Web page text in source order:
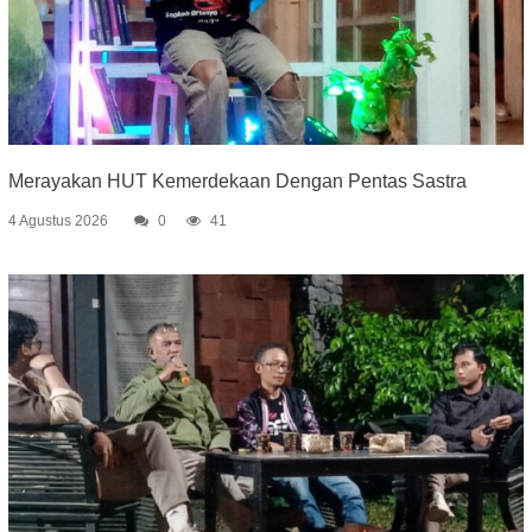
Merayakan HUT Kemerdekaan Dengan Pentas Sastra
4 Agustus 2026 0 41